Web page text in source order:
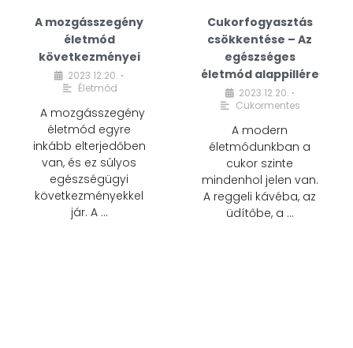
A mozgásszegény
életmód
következményei
2023.12.20. •
Életmód
A mozgásszegény
életmód egyre
inkább elterjedőben
van, és ez súlyos
egészségügyi
következményekkel
jár. A …
Cukorfogyasztás
csökkentése – Az
egészséges
életmód alappillére
2023.12.20. •
Cukormentes
A modern
életmódunkban a
cukor szinte
mindenhol jelen van.
A reggeli kávéba, az
üdítőbe, a …